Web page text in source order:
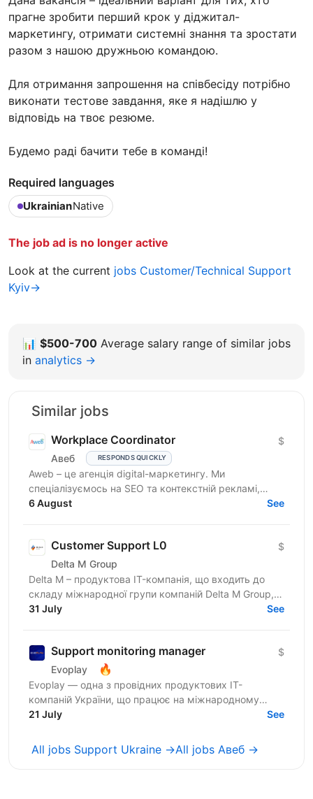
прагне зробити перший крок у діджитал-
маркетингу, отримати системні знання та зростати
разом з нашою дружньою командою.
Для отримання запрошення на співбесіду потрібно
виконати тестове завдання, яке я надішлю у
відповідь на твоє резюме.
Будемо раді бачити тебе в команді!
Required languages
UkrainianNative
The job ad is no longer active
Look at the current jobs Customer/Technical Support
Kyiv→
📊 $500-700 Average salary range of similar jobs
in analytics →
Similar jobs
Workplace Coordinator
Авеб RESPONDS QUICKLY
$
Aweb – це агенція digital-маркетингу. Ми
спеціалізуємось на SEO та контекстній рекламі,
працюємо із середнім бізнесом, як в Україні, так і за
6 August See
Customer Support L0
Delta M Group
$
Delta M – продуктова IT-компанія, що входить до
складу міжнародної групи компаній Delta M Group,
яка вже понад 18 років успішно працює на території
31 July See
Support monitoring manager
Evoplay 🔥
$
Evoplay — одна з провідних продуктових IT-
компаній України, що працює на міжнародному
ринку та створює комплексні B2B-рішення для
21 July See
All jobs Support Ukraine →All jobs Авеб →